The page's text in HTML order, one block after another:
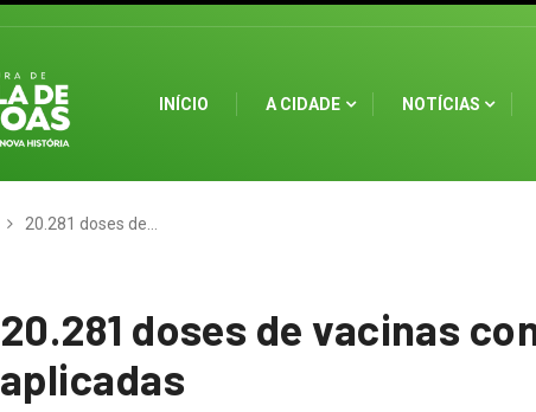
INÍCIO A CIDADE NOTÍCIAS
20.281 doses de…
20.281 doses de vacinas
aplicadas